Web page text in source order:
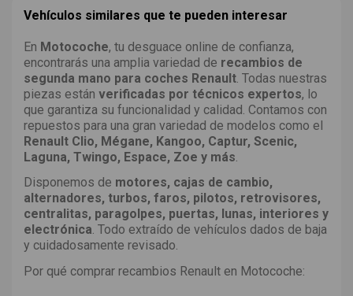
Vehículos similares que te pueden interesar
En Motocoche, tu desguace online de confianza,
encontrarás una amplia variedad de recambios de
segunda mano para coches Renault . Todas nuestras
piezas están verificadas por técnicos expertos, lo
que garantiza su funcionalidad y calidad. Contamos con
repuestos para una gran variedad de modelos como el
Renault Clio, Mégane, Kangoo, Captur, Scenic,
Laguna, Twingo, Espace, Zoe y más
Disponemos de motores, cajas de cambio,
alternadores, turbos, faros, pilotos, retrovisores,
centralitas, paragolpes, puertas, lunas, interiores y
electrónica. Todo extraído de vehículos dados de baja
y cuidadosamente revisado.
Por qué comprar recambios Renault en Motocoche: